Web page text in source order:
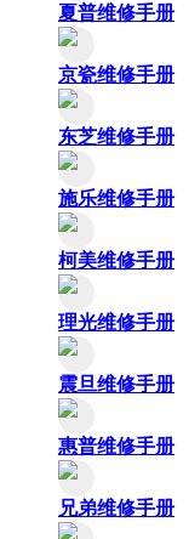
夏普维修手册
京瓷维修手册
东芝维修手册
施乐维修手册
柯美维修手册
理光维修手册
震旦维修手册
惠普维修手册
兄弟维修手册